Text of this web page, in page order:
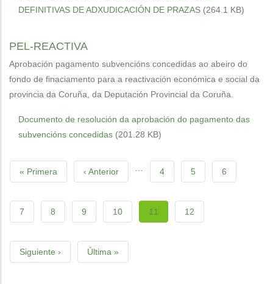
DEFINITIVAS DE ADXUDICACIÓN DE PRAZAS (264.1 KB)
PEL-REACTIVA
Aprobación pagamento subvencións concedidas ao abeiro do
fondo de finaciamento para a reactivación económica e social da
provincia da Coruña, da Deputación Provincial da Coruña.
Documento de resolución da aprobación do pagamento das
subvencións concedidas (201.28 KB)
Pagination
First
« Primera Previous
‹ Anterior Páxina
4 Páxina
5 Páxina
6
Páxina
7 Páxina
8 Páxina
9 Páxina
10 Current
11 Páxina
12
Next
Siguiente › Last
Última »